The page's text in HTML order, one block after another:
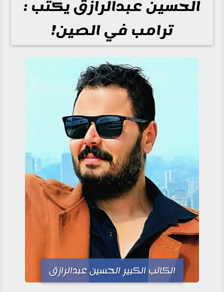
الحسين عبدالرازق يكتب :
ترامب في الصين!
الكاتب الكبير الحسين عبدالرازق